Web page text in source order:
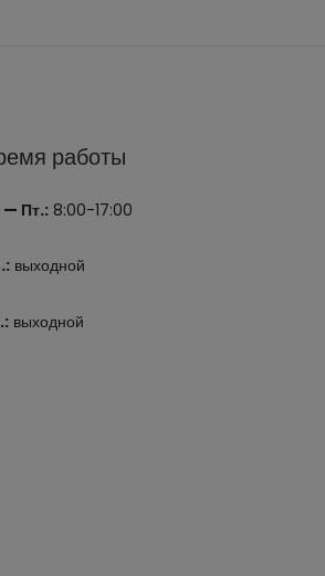
работы
— Пт.:8:00-17:00
выходной
выходной